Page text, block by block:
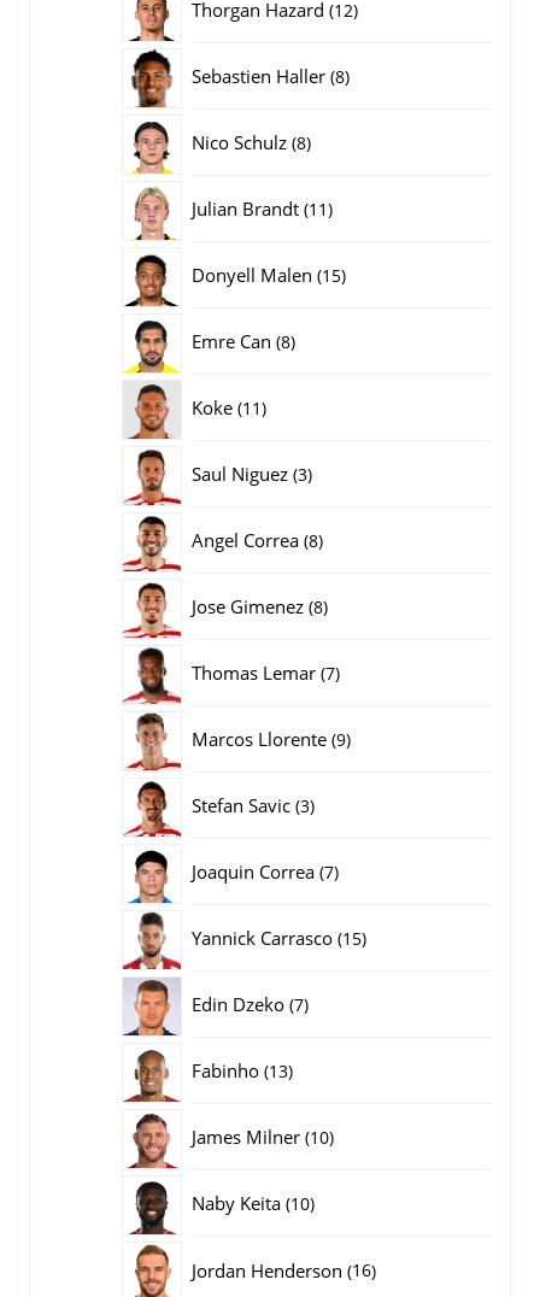
Thorgan Hazard 1212
Sebastien Haller 88
Nico Schulz 88
Julian Brandt 1111
Donyell Malen 1515
Emre Can 88
Koke 1111
Saul Niguez 33
Angel Correa 88
Jose Gimenez 88
Thomas Lemar 77
Marcos Llorente 99
Stefan Savic 33
Joaquin Correa 77
Yannick Carrasco 1515
Edin Dzeko 77
Fabinho 1313
James Milner 1010
Naby Keita 1010
Jordan Henderson 1616